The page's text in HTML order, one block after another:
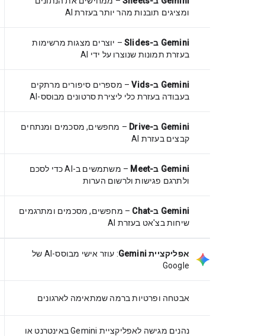
ומציגים תובנות מהר יותר בעזרת AI
Gemini ב-Slides
– יוצרים מצגות מרשימות
בעזרת תמונות שנוצרו על ידי AI
Gemini ב-Vids
– מספרים סיפורים מרתקים
בעבודה בעזרת כלי ליצירת סרטונים מבוסס-AI
Gemini ב-Drive
– מחפשים, מסכמים ומנתחים
קבצים בעזרת AI
Gemini ב-Meet
– משתמשים ב-AI כדי לסכם
ולתרגם פגישות ולרשום הערות
Gemini ב-Chat
– מחפשים, מסכמים ומתרגמים
שיחות בצ'אט בעזרת AI
אפליקציית Gemini :
עוזר אישי מבוסס-AI של
Google
אבטחה ופרטיות ברמה שמתאימה לארגונים
נהנים מגישה לאפליקציית Gemini באינטרנט או